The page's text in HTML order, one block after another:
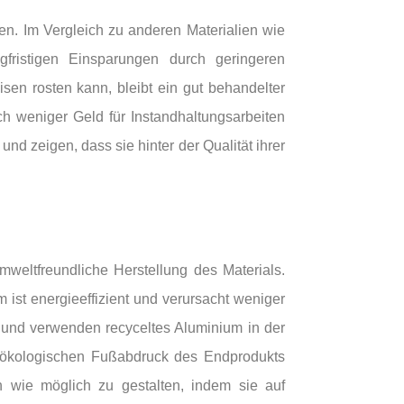
Im Vergleich zu anderen Materialien wie
Einsparungen durch geringeren
rosten kann, bleibt ein gut behandelter
weniger Geld für Instandhaltungsarbeiten
zeigen, dass sie hinter der Qualität ihrer
Herstellung des Materials.
ist energieeffizient und verursacht weniger
verwenden recyceltes Aluminium in der
Fußabdruck des Endprodukts
wie möglich zu gestalten, indem sie auf